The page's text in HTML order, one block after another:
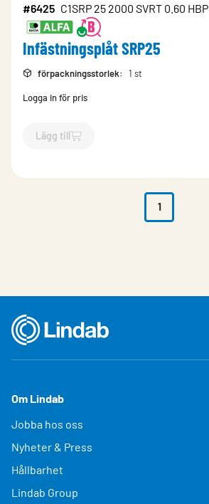
#6425 C1SRP 25 2000 SVRT 0.60 HBP
Infästningsplåt SRP25
förpackningsstorlek: 1 st
Logga in för pris
Lägg till
`$Lägg till
1
Om Lindab
Jobba hos oss
Nyheter & Press
Hållbarhet
Lindab Group